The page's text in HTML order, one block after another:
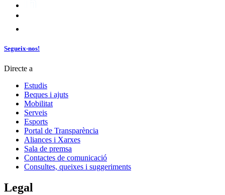
Segueix-nos!
Directe a
Estudis
Beques i ajuts
Mobilitat
Serveis
Esports
Portal de Transparència
Aliances i Xarxes
Sala de premsa
Contactes de comunicació
Consultes, queixes i suggeriments
Legal